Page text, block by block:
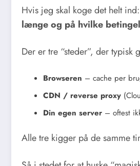
Hvis jeg skal koge det helt ind:
længe og på hvilke
Der er tre “steder”, der typisk
Browseren – cache per
CDN / reverse proxy
Din egen server – oftest
Alle tre kigger på de samme